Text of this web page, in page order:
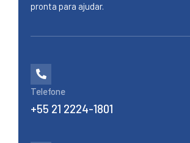
pronta para ajudar.
Telefone
+55 21 2224-1801